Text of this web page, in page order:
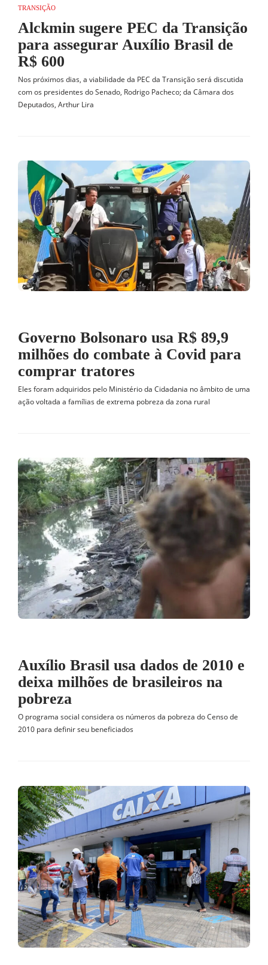
TRANSIÇÃO
Alckmin sugere PEC da Transição
para assegurar Auxílio Brasil de
R$ 600
Nos próximos dias, a viabilidade da PEC da Transição será discutida
com os presidentes do Senado, Rodrigo Pacheco; da Câmara dos
Deputados, Arthur Lira
Governo Bolsonaro usa R$ 89,9
milhões do combate à Covid para
comprar tratores
Eles foram adquiridos pelo Ministério da Cidadania no âmbito de uma
ação voltada a famílias de extrema pobreza da zona rural
Auxílio Brasil usa dados de 2010 e
deixa milhões de brasileiros na
pobreza
O programa social considera os números da pobreza do Censo de
2010 para definir seu beneficiados